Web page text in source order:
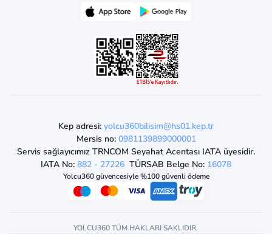
Kep adresi: yolcu360bilisim@hs01.kep.tr
Mersis no: 0981139899000001
Servis sağlayıcımız TRNCOM Seyahat Acentası IATA üyesidir.
IATA No: 882 - 27226 TÜRSAB Belge No: 16078
Yolcu360 güvencesiyle %100 güvenli ödeme
YOLCU360 TÜM HAKLARI SAKLIDIR.